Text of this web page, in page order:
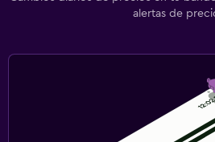
alertas de